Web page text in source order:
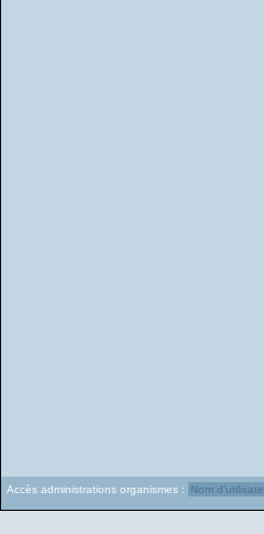
Accès administrations organismes :